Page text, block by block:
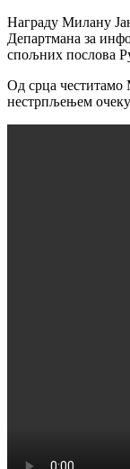
Награду Милану
Департмана за
спољних послова
Од срца честитамо
нестрпљењем